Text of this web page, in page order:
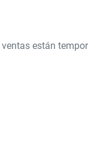
están